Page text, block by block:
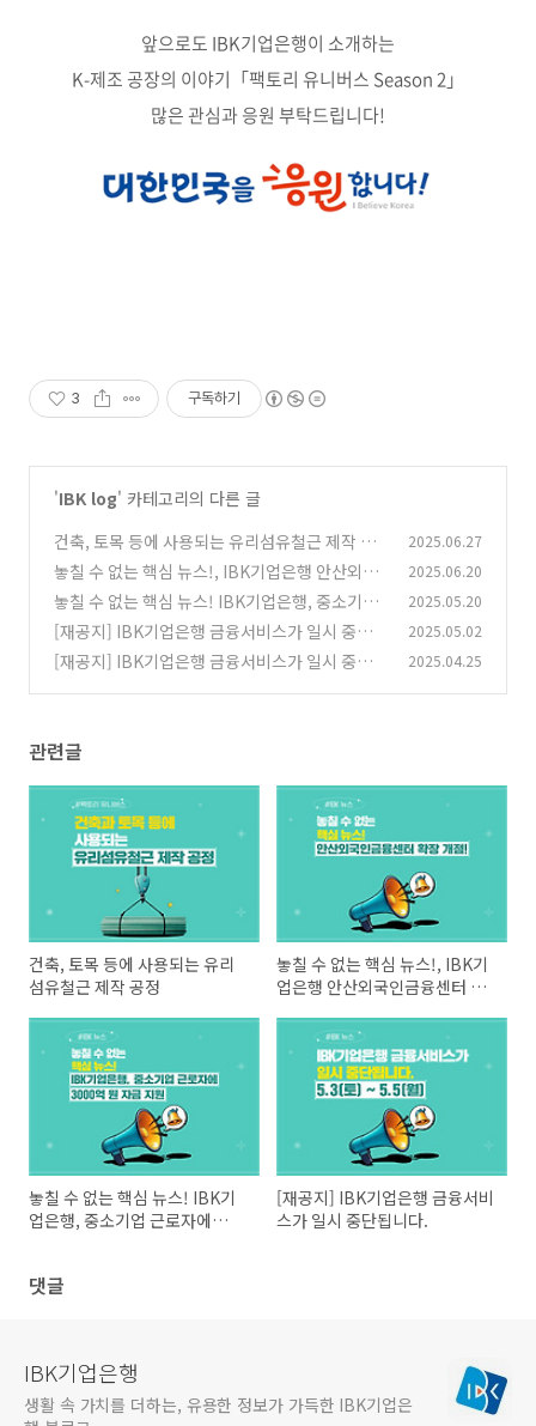
앞으로도 IBK기업은행이 소개하는
K-제조 공장의 이야기 「팩토리 유니버스 Season 2」
많은 관심과 응원 부탁드립니다!
3 구독하기
'IBK log' 카테고리의 다른 글
건축, 토목 등에 사용되는 유리섬유철근 제작 공
정
(1)
2025.06.27
놓칠 수 없는 핵심 뉴스!, IBK기업은행 안산외국
인금융센터 확장 개점!
(1)
2025.06.20
놓칠 수 없는 핵심 뉴스! IBK기업은행, 중소기업
근로자에 3000억 원 자금 지원
(1)
2025.05.20
[재공지] IBK기업은행 금융서비스가 일시 중단
됩니다.
(0)
2025.05.02
[재공지] IBK기업은행 금융서비스가 일시 중단
2025.04.25
관련글
건축, 토목 등에 사용되는 유리
섬유철근 제작 공정
놓칠 수 없는 핵심 뉴스!, IBK기
업은행 안산외국인금융센터 확
놓칠 수 없는 핵심 뉴스! IBK기
업은행, 중소기업 근로자에
[재공지] IBK기업은행 금융서비
스가 일시 중단됩니다.
댓글
IBK기업은행
생활 속 가치를 더하는, 유용한 정보가 가득한 IBK기업은